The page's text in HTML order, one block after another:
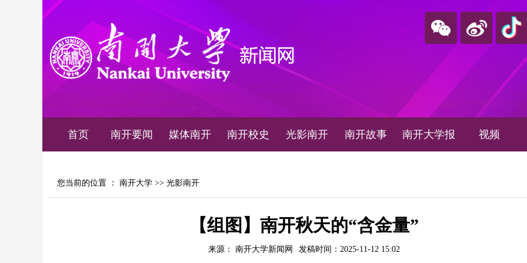
首页 南开要闻 媒体南开 南开校史 光影南开 南开故事 南开大学报 视频
您当前的位置 ： 南开大学 >> 光影南开
【组图】南开秋天的“含金量”
来源： 南开大学新闻网 发稿时间：2025-11-12 15:02